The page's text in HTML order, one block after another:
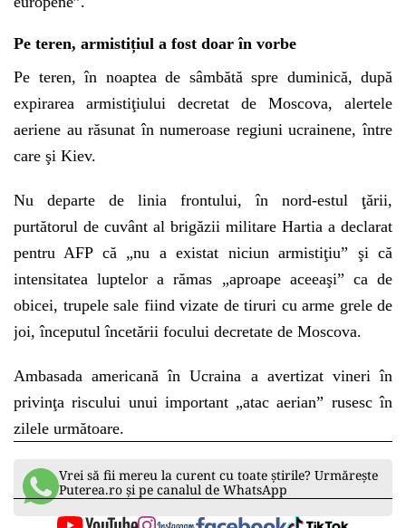
Pe teren, armistițiul a fost doar în vorbe
Pe teren, în noaptea de sâmbătă spre duminică, după
expirarea armistiţiului decretat de Moscova, alertele
aeriene au răsunat în numeroase regiuni ucrainene, între
care şi Kiev.
Nu departe de linia frontului, în nord-estul ţării,
purtătorul de cuvânt al brigăzii militare Hartia a declarat
pentru AFP că „nu a existat niciun armistiţiu” şi că
intensitatea luptelor a rămas „aproape aceeaşi” ca de
obicei, trupele sale fiind vizate de tiruri cu arme grele de
joi, începutul încetării focului decretate de Moscova.
Ambasada americană în Ucraina a avertizat vineri în
privinţa riscului unui important „atac aerian” rusesc în
zilele următoare.
Vrei să fii mereu la curent cu toate știrile? Urmărește
Puterea.ro și pe canalul de WhatsApp